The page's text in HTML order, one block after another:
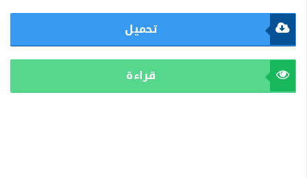
تحميل
قراءة